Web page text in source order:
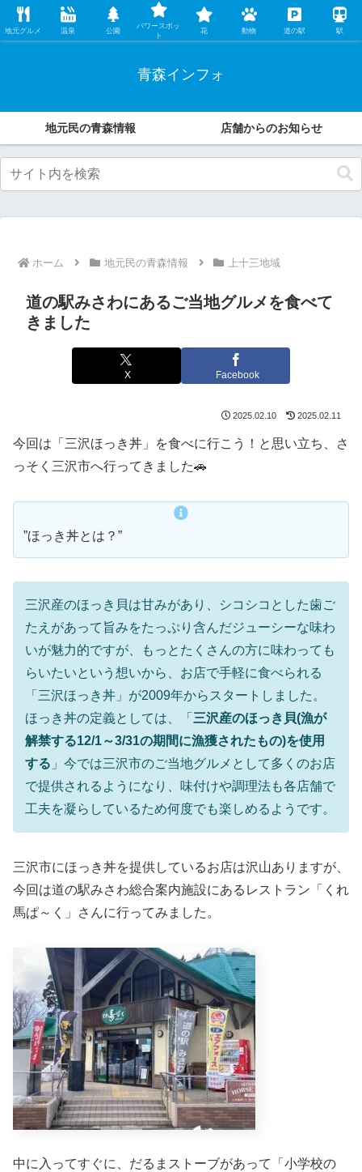
レンタカー店の中の人が、地元民ならではの観光・グルメ情報などオススメす
る魅力をこっそり伝えます。
青森インフォ
地元民の青森情報 店舗からのお知らせ
ホーム 地元民の青森情報 上十三地域
道の駅みさわにあるご当地グルメを食べて
きました
X Facebook
2025.02.10 2025.02.11
今回は 「三沢ほっき丼」を食べに行こう！と思い立ち、
さ
っそく三沢市へ行ってきました🚗
”ほっき丼とは？”
三沢産のほっき貝は甘みがあり、シコシコとした歯ご
たえがあって旨みをたっぷり含んだジューシーな味わ
いが魅力的ですが、もっとたくさんの方に味わっても
らいたいという想いから、お店で手軽に食べられる
「三沢ほっき丼」が2009年からスタートしました。
ほっき丼の定義としては、「 三沢産のほっき貝(漁が
解禁する12/1～3/31の期間に漁獲されたもの)を使用
する 」今では三沢市のご当地グルメとして多くのお店
で提供されるようになり、味付けや調理法も各店舗で
工夫を凝らしているため何度でも楽しめるようです。
三沢市にほっき丼を提供しているお店は沢山ありますが、
今回は道の駅みさわ総合案内施設にあるレストラン「くれ
馬ぱ～く」さんに行ってみました。
中に入ってすぐに、だるまストーブがあって「小学校の
地元グルメ 温泉 公園
パワースポッ
ト
花 動物 道の駅 駅